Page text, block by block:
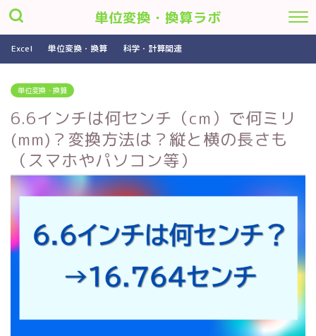
単位変換・換算ラボ
Excel 単位変換・換算 科学・計算関連
単位変換・換算
6.6インチは何センチ（cm）で何ミリ
(mm)？変換方法は？縦と横の長さも
（スマホやパソコン等）